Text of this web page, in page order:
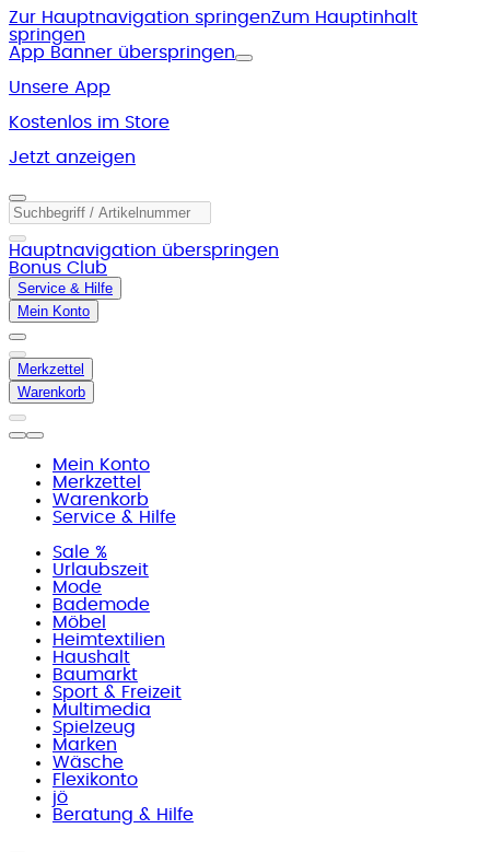
Zur Hauptnavigation springenZum Hauptinhalt
springen
App Banner überspringen
Unsere App
Kostenlos im Store
Jetzt anzeigen
Hauptnavigation überspringen
Bonus Club
Service & Hilfe
Mein Konto
Merkzettel
Warenkorb
Mein Konto
Merkzettel
Warenkorb
Service & Hilfe
Sale %
Urlaubszeit
Mode
Bademode
Möbel
Heimtextilien
Haushalt
Baumarkt
Sport & Freizeit
Multimedia
Spielzeug
Marken
Wäsche
Flexikonto
jö
Beratung & Hilfe